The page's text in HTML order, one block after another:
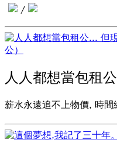
/
人人都想當包租
薪水永遠追不上物價, 時間